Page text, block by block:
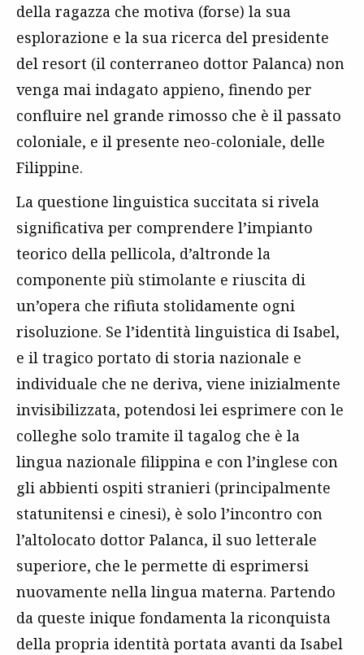
della ragazza che motiva (forse) la sua
esplorazione e la sua ricerca del presidente
del resort (il conterraneo dottor Palanca) non
venga mai indagato appieno, finendo per
confluire nel grande rimosso che è il passato
coloniale, e il presente neo-coloniale, delle
Filippine.
La questione linguistica succitata si rivela
significativa per comprendere l’impianto
teorico della pellicola, d’altronde la
componente più stimolante e riuscita di
un’opera che rifiuta stolidamente ogni
risoluzione. Se l’identità linguistica di Isabel,
e il tragico portato di storia nazionale e
individuale che ne deriva, viene inizialmente
invisibilizzata, potendosi lei esprimere con le
colleghe solo tramite il tagalog che è la
lingua nazionale filippina e con l’inglese con
gli abbienti ospiti stranieri (principalmente
statunitensi e cinesi), è solo l’incontro con
l’altolocato dottor Palanca, il suo letterale
superiore, che le permette di esprimersi
nuovamente nella lingua materna. Partendo
da queste inique fondamenta la riconquista
della propria identità portata avanti da Isabel